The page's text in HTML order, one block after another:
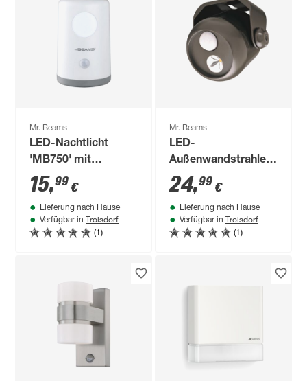
Mr. Beams
LED-Nachtlicht
'MB750' mit
Bewegungsmelder
Batteriebetrieben
weiß
15,99 €
Lieferung nach Hause
Verfügbar in Troisdorf
(1)
Mr. Beams
LED-
Außenwandstrahler
'MB310' mit
Bewegungssensor
80 lm neutralweiß IP
55 Ø 8,9 x 10,2 cm
24,99 €
Lieferung nach Hause
Verfügbar in Troisdorf
(1)